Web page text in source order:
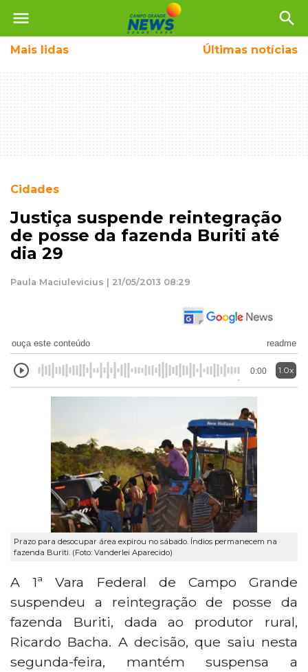
menu search
Mais lidas Últimas notícias
Cidades
Justiça suspende reintegração
de posse da fazenda Buriti até
dia 29
Paula Maciulevicius | 21/05/2013 08:29
ouça este conteúdo readme
0:00 1.0x
Prazo para desocupar área expirou no sábado. Índios permanecem na
fazenda Buriti. (Foto: Vanderlei Aparecido)
A 1ª Vara Federal de Campo Grande
suspendeu a reintegração de posse da
fazenda Buriti, dada ao produtor rural,
Ricardo Bacha. A decisão, que saiu nesta
segunda-feira, mantém suspensa a